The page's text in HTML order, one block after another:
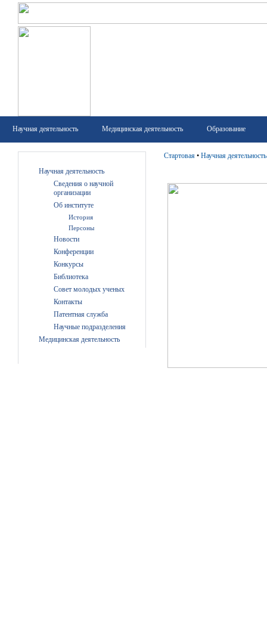
Научная деятельность Медицинская деятельность Образование
Научная деятельность
Сведения о научной
организации
Об институте
История
Персоны
Новости
Конференции
Конкурсы
Библиотека
Совет молодых ученых
Контакты
Патентная служба
Научные подразделения
Медицинская деятельность
Стартовая • Научная деятельность